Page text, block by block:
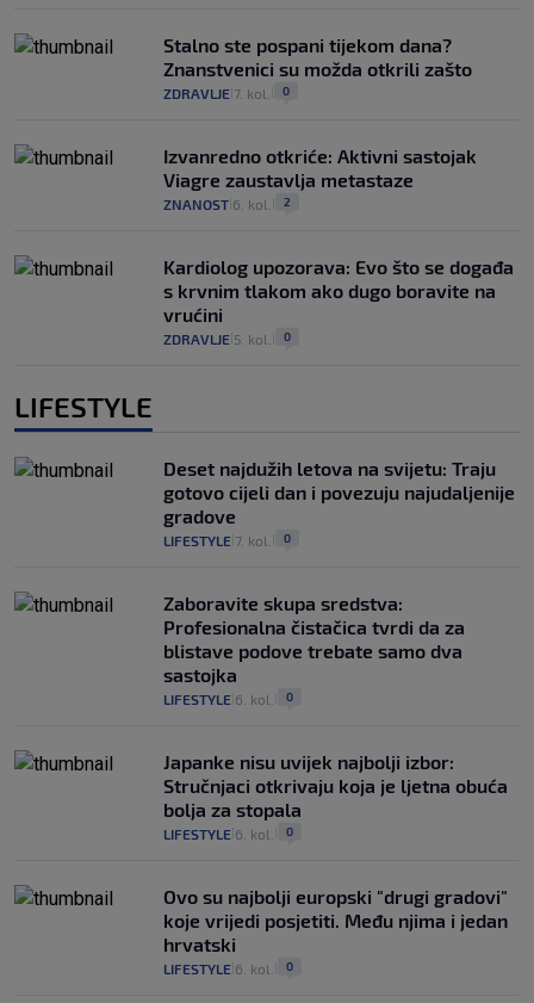
Stalno ste pospani tijekom dana?
Znanstvenici su možda otkrili zašto
ZDRAVLJE 7. kol. 0
Izvanredno otkriće: Aktivni sastojak
Viagre zaustavlja metastaze
ZNANOST 6. kol. 2
Kardiolog upozorava: Evo što se događa
s krvnim tlakom ako dugo boravite na
vrućini
ZDRAVLJE 5. kol. 0
LIFESTYLE
Deset najdužih letova na svijetu: Traju
gotovo cijeli dan i povezuju najudaljenije
gradove
LIFESTYLE 7. kol. 0
Zaboravite skupa sredstva:
Profesionalna čistačica tvrdi da za
blistave podove trebate samo dva
sastojka
LIFESTYLE 6. kol. 0
Japanke nisu uvijek najbolji izbor:
Stručnjaci otkrivaju koja je ljetna obuća
bolja za stopala
LIFESTYLE 6. kol. 0
Ovo su najbolji europski "drugi gradovi"
koje vrijedi posjetiti. Među njima i jedan
hrvatski
LIFESTYLE 6. kol. 0